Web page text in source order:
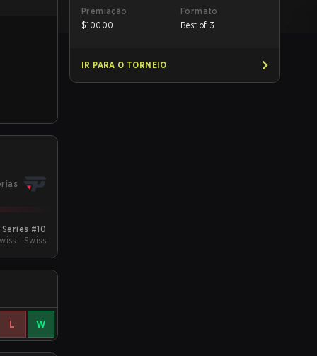
#10
- Swiss
L W
Premiação
$10000
Formato
Best of 3
IR PARA O TORNEIO